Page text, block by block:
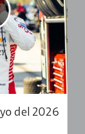
del 2026